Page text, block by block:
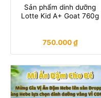
Sản phẩm dinh dưỡng
Lotte Kid A+ Goat 760g
750.000₫